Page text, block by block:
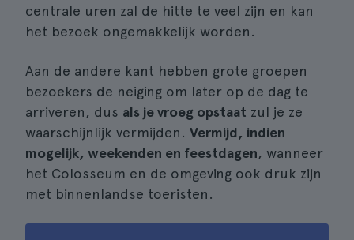
centrale uren zal de hitte te veel zijn en kan
het bezoek ongemakkelijk worden.
Aan de andere kant hebben grote groepen
bezoekers de neiging om later op de dag te
arriveren, dus als je vroeg opstaat zul je ze
waarschijnlijk vermijden. Vermijd, indien
mogelijk, weekenden en feestdagen, wanneer
het Colosseum en de omgeving ook druk zijn
met binnenlandse toeristen.